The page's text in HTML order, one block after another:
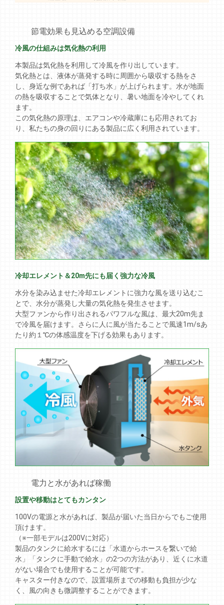
節電効果も見込める空調設備
冷風の仕組みは気化熱の利用
本製品は気化熱を利用して冷風を作り出しています。
気化熱とは、液体が蒸発する時に周囲から吸収する熱をさ
し、身近な例であれば「打ち水」が上げられます。水が地面
の熱を吸収することで気体となり、暑い地面を冷やしてくれ
ます。
この気化熱の原理は、エアコンや冷蔵庫にも応用されてお
り、私たちの身の回りにある製品に広く利用されています。
冷却エレメント＆20m先にも届く強力な冷風
水分を染み込ませた冷却エレメントに強力な風を送り込むこ
とで、水分が蒸発し大量の気化熱を発生させます。
大型ファンから作り出されるパワフルな風は、最大20m先ま
で冷風を届けます。さらに人に風が当たることで風速1m/sあ
たり約１℃の体感温度を下げる効果もあります。
電力と水があれば稼働
設置や移動はとてもカンタン
100Vの電源と水があれば、製品が届いた当日からでもご使用
頂けます。
（※一部モデルは200Vに対応）
製品のタンクに給水するには「水道からホースを繋いで給
水」「タンクに手動で給水」の2つの方法があり、近くに水道
がない場合でも使用することが可能です。
キャスター付きなので、設置場所までの移動も負担が少な
く、風の向きも微調整することができます。